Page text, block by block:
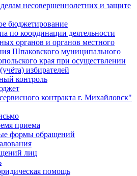
несовершеннолетних и защите
бюджетирование
по координации деятельности
органов и органов местного
Шпаковского муниципального
края при осуществлении
избирателей
контроль
контракта г. Михайловск"
приема
формы обращений
лиц
помощь